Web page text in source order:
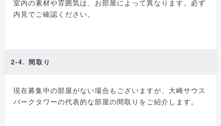
室内の素材や雰囲気は、お部屋によって異なります。必ず
内見でご確認ください。
2-4. 間取り
現在募集中の部屋がない場合もございますが、大崎サウス
パークタワーの代表的な部屋の間取りをご紹介します。